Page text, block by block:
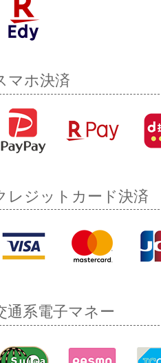
マホ決済
レジットカード決済
通系電子マネー